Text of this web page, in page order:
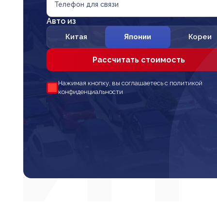
Телефон для связи
Авто из
Китая Японии Кореи
Рассчитать стоимость
Нажимая кнопку, вы соглашаетесь с политикой
конфиденциальности